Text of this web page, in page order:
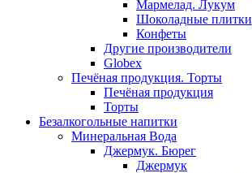
Мармелад. Лукум
Шоколадные плитки
Конфеты
Другие производители
Globex
Печёная продукция. Торты
Печёная продукция
Торты
Безалкогольные напитки
Минеральная Вода
Джермук. Бюрег
Джермук